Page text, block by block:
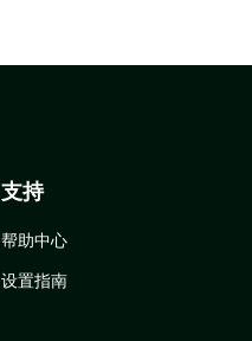
支持
帮助中心
设置指南